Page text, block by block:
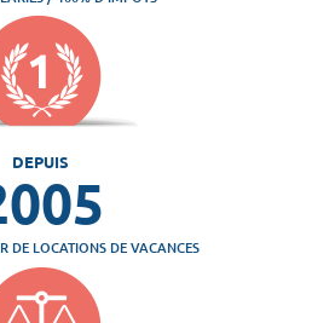
DEPUIS
DE LOCATIONS DE VACANCES